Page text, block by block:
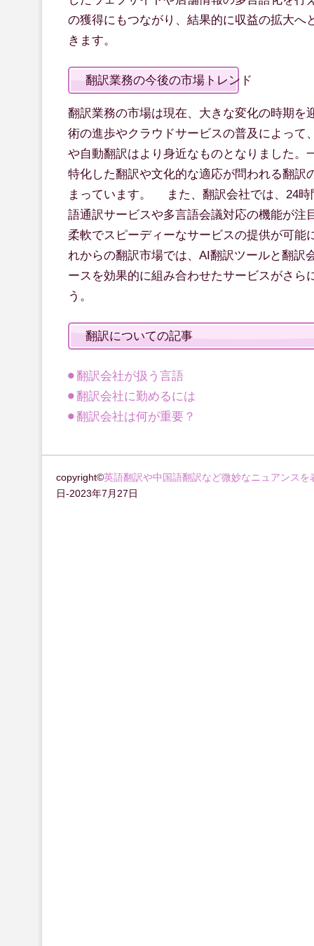
の獲得にもつながり、結果的に収益の拡大へ
きます。
翻訳業務の今後の市場トレンド
翻訳業務の市場は現在、大きな変化の時期を
術の進歩やクラウドサービスの普及によって
や自動翻訳はより身近なものとなりました。
特化した翻訳や文化的な適応が問われる翻訳
まっています。 また、翻訳会社では、24時
語通訳サービスや多言語会議対応の機能が注
柔軟でスピーディーなサービスの提供が可能
れからの翻訳市場では、AI翻訳ツールと翻訳
ースを効果的に組み合わせたサービスがさら
う。
翻訳についての記事
翻訳会社が扱う言語
翻訳会社に勤めるには
翻訳会社は何が重要？
copyright©英語翻訳や中国語翻訳など微妙なニュアンス
日-2023年7月27日